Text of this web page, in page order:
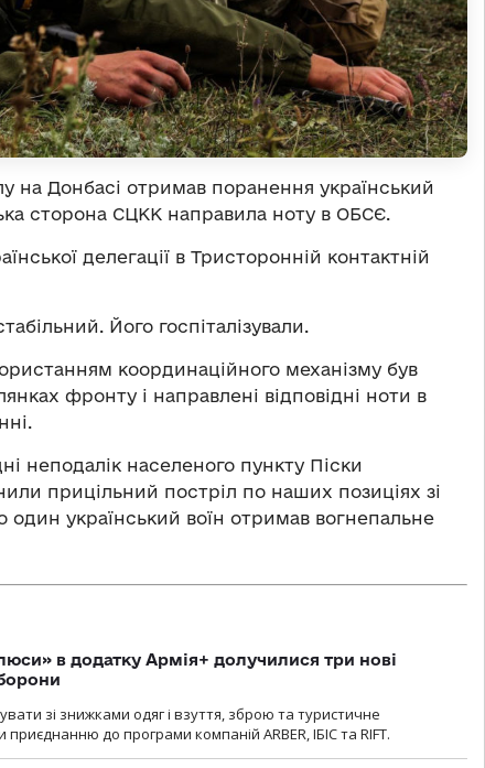
на Донбасі отримав поранення український
сторона СЦКК направила ноту в ОБСЄ.
делегації в Тристоронній контактній
Його госпіталізували.
координаційного механізму був
фронту і направлені відповідні ноти в
неподалік населеного пункту Піски
прицільний постріл по наших позиціях зі
один український воїн отримав вогнепальне
в додатку Армія+ долучилися три нові
зі знижками одяг і взуття, зброю та туристичне
до програми компаній ARBER, ІБІС та RIFT.